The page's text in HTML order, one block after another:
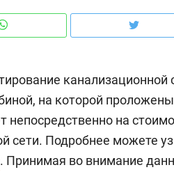
канализационной
на которой
непосредственно на
сети. Подробнее можете
. Принимая во внимание
школьной формы о
налогах и